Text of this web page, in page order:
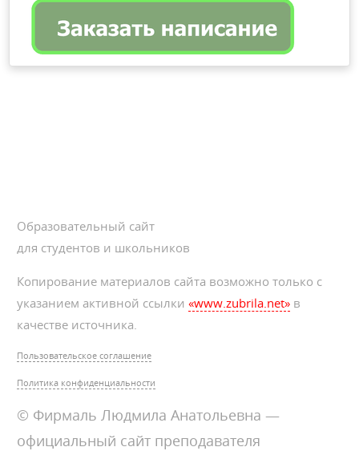
Образовательный сайт
для студентов и школьников
Копирование материалов сайта возможно только с
указанием активной ссылки«www.zubrila.net» в
качестве источника.
Пользовательское соглашение
Политика конфиденциальности
© Фирмаль Людмила Анатольевна —
официальный сайт преподавателя